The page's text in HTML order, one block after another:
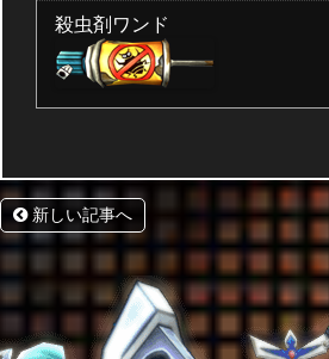
殺虫剤ワンド
新しい記事へ